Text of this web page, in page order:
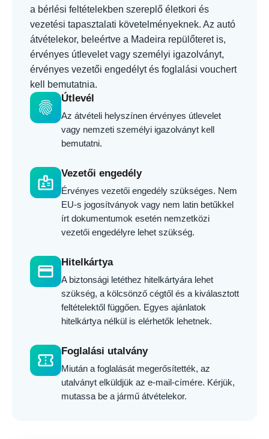
a bérlési feltételekben szereplő életkori és
vezetési tapasztalati követelményeknek. Az autó
átvételekor, beleértve a Madeira repülőteret is,
érvényes útlevelet vagy személyi igazolványt,
érvényes vezetői engedélyt és foglalási vouchert
kell bemutatnia.
fingerprint
Útlevél
Az átvételi helyszínen érvényes útlevelet
vagy nemzeti személyi igazolványt kell
bemutatni.
badge
Vezetői engedély
Érvényes vezetői engedély szükséges. Nem
EU-s jogosítványok vagy nem latin betűkkel
írt dokumentumok esetén nemzetközi
vezetői engedélyre lehet szükség.
credit_card
Hitelkártya
A biztonsági letéthez hitelkártyára lehet
szükség, a kölcsönző cégtől és a kiválasztott
feltételektől függően. Egyes ajánlatok
hitelkártya nélkül is elérhetők lehetnek.
confirmation_number
Foglalási utalvány
Miután a foglalását megerősítették, az
utalványt elküldjük az e-mail-címére. Kérjük,
mutassa be a jármű átvételekor.